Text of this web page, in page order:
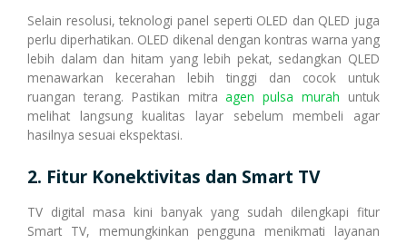
Cetak Struk Token & PPOB
Transaksi Via API
Selain resolusi, teknologi panel seperti OLED dan QLED juga
perlu diperhatikan. OLED dikenal dengan kontras warna yang
lebih dalam dan hitam yang lebih pekat, sedangkan QLED
menawarkan kecerahan lebih tinggi dan cocok untuk
ruangan terang. Pastikan mitraagen pulsa murah untuk
melihat langsung kualitas layar sebelum membeli agar
hasilnya sesuai ekspektasi.
2. Fitur Konektivitas dan Smart TV
TV digital masa kini banyak yang sudah dilengkapi fitur
Smart TV, memungkinkan pengguna menikmati layanan